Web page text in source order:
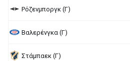
Ρόζενμποργκ (Γ)
Βαλερένγκα (Γ)
Στάμπαεκ (Γ)